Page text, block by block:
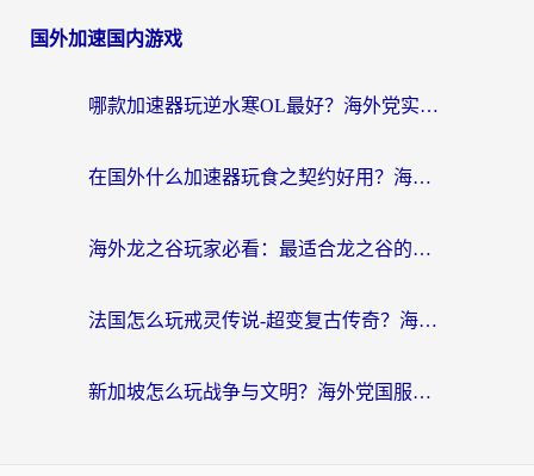
国外加速国内游戏
哪款加速器玩逆水寒OL最好？海外党实测后的终极选择指南
在国外什么加速器玩食之契约好用？海外党亲测有效的国服游戏加速指南
海外龙之谷玩家必看：最适合龙之谷的加速器，解决延迟卡顿还能畅玩幻书启示录和梦幻西游？
法国怎么玩戒灵传说-超变复古传奇？海外玩家国服游戏加速终极指南
新加坡怎么玩战争与文明？海外党国服游戏加速器终极避坑指南